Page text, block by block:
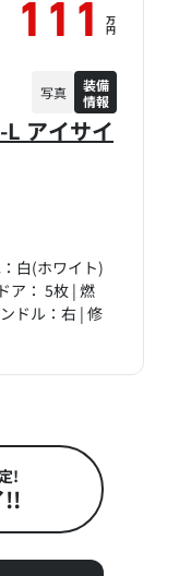
アイサイ
白(ホワイト)
ア： 5枚 | 燃
ドル：右 | 修
111 万
円
写真
装備
情報
!
!!